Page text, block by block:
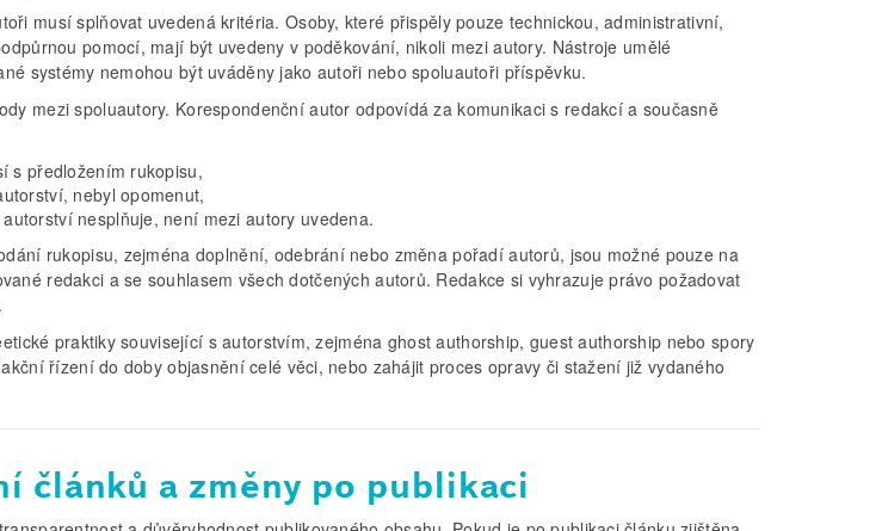
musí splňovat uvedená kritéria. Osoby, které přispěly pouze technickou, administrativní,
pomocí, mají být uvedeny v poděkování, nikoli mezi autory. Nástroje umělé
systémy nemohou být uváděny jako autoři nebo spoluautoři příspěvku.
mezi spoluautory. Korespondenční autor odpovídá za komunikaci s redakcí a současně
s předložením rukopisu,
nebyl opomenut,
nesplňuje, není mezi autory uvedena.
rukopisu, zejména doplnění, odebrání nebo změna pořadí autorů, jsou možné pouze na
redakci a se souhlasem všech dotčených autorů. Redakce si vyhrazuje právo požadovat
praktiky související s autorstvím, zejména ghost authorship, guest authorship nebo spory
řízení do doby objasnění celé věci, nebo zahájit proces opravy či stažení již vydaného
článků a změny po publikaci